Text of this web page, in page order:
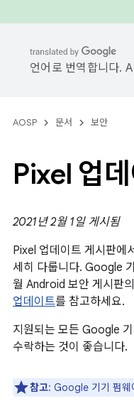
언어로 번역합니다.
AOSP 문서 보안
Pixel 업
2021년 2월 1일 게시됨
Pixel 업데이트 게시판에
세히 다룹니다. Google
월 Android 보안 게시판
업데이트를 참고하세요.
지원되는 모든 Google
수락하는 것이 좋습니다.
참고: Google 기기 펌웨